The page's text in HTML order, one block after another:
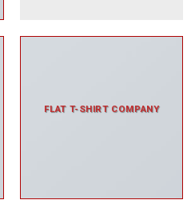
FLAT T-SHIRT COMPANY